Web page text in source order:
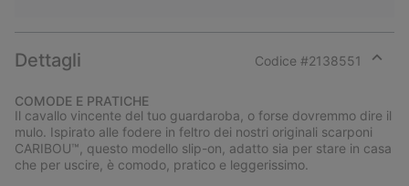
Dettagli Codice #2138551
section
COMODE E PRATICHE
Il cavallo vincente del tuo guardaroba, o forse dovremmo dire il
mulo. Ispirato alle fodere in feltro dei nostri originali scarponi
CARIBOU™, questo modello slip-on, adatto sia per stare in casa
che per uscire, è comodo, pratico e leggerissimo.